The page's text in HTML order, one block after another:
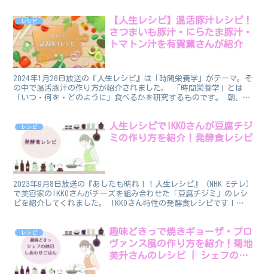
レシピ
【人生レシピ】温活豚汁レシピ！
さつまいも豚汁・にらたま豚汁・
トマトン汁を有賀薫さんが紹介
2024年1月26日放送の『人生レシピ』は「時間栄養学」がテーマ。そ
の中で温活豚汁の作り方が紹介されました。 「時間栄養学」とは
「いつ・何を・どのように」食べるかを研究するものです。 朝、身
レシピ
人生レシピでIKKOさんが豆腐チジ
ミの作り方を紹介！発酵食レシピ
2023年9月8日放送の『あしたも晴れ！！人生レシピ』（NHK Eテレ）
で美容家のIKKOさんがチーズを組み合わせた「豆腐チジミ」のレシ
ピを紹介してくれました。 IKKOさん特性の発酵食レシピです！
レシピ
趣味どきっで焼きギョーザ・プロ
ヴァンス風の作り方を紹介！菊地
美升さんのレシピ | シェフの休